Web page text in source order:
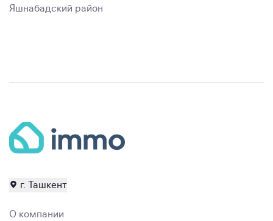
Яшнабадский район
г. Ташкент
О компании